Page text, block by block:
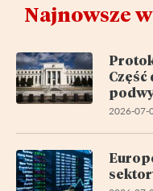
Najnowsze
Część
2026-07-